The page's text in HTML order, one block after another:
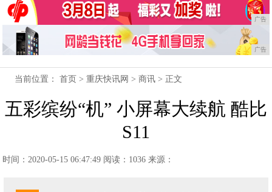
广告
广告
当前位置：首页 >重庆快讯网 >商讯 > 正文
五彩缤纷“机” 小屏幕大续航 酷比
S11
时间：2020-05-15 06:47:49 阅读：1036 来源：